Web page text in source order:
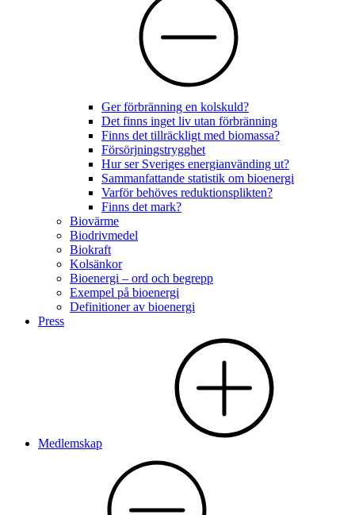
Ger förbränning en kolskuld?
Det finns inget liv utan förbränning
Finns det tillräckligt med biomassa?
Försörjningstrygghet
Hur ser Sveriges energianvänding ut?
Sammanfattande statistik om bioenergi
Varför behöves reduktionsplikten?
Finns det mark?
Biovärme
Biodrivmedel
Biokraft
Kolsänkor
Bioenergi – ord och begrepp
Exempel på bioenergi
Definitioner av bioenergi
Press
Medlemskap